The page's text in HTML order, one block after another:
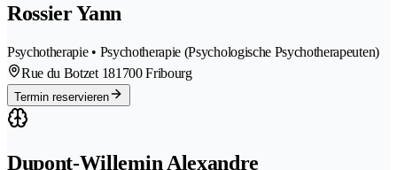
Rossier Yann
Psychotherapie • Psychotherapie (Psychologische Psychotherapeuten)
Rue du Botzet 181700 Fribourg
Termin reservieren
Dupont-Willemin Alexandre